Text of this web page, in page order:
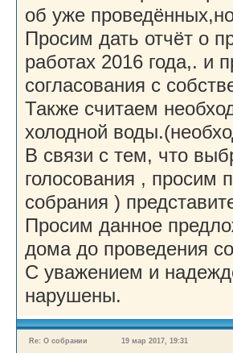
об уже
Просим дать отчёт о
работах 2016 года,. и
согласования с
Также считаем
холодной
В связи с тем, что
голосования , просим
собрания )
Просим данное
дома до проведения
С уважением и
нарушены.
Re: О собрании 19 мар 2017, 19:31